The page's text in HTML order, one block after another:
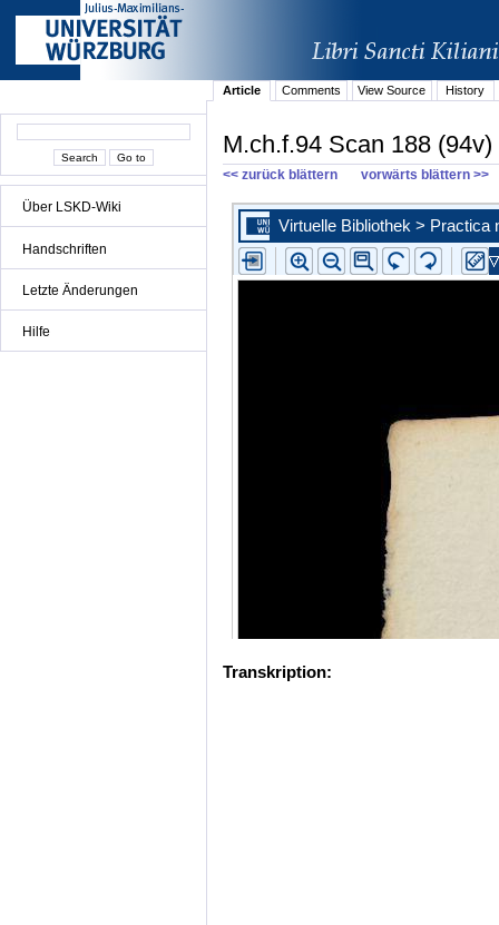
Über LSKD-Wiki
Handschriften
Letzte Änderungen
Hilfe
Article Comments View Source History
M.ch.f.94 Scan 188 (94v)
<< zurück blättern vorwärts blättern >>
Transkription: